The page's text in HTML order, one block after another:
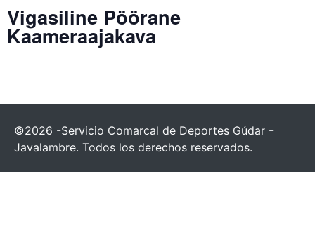
Vigasiline Pöörane
Kaameraajakava
©2026 -Servicio Comarcal de Deportes Gúdar -
Javalambre. Todos los derechos reservados.